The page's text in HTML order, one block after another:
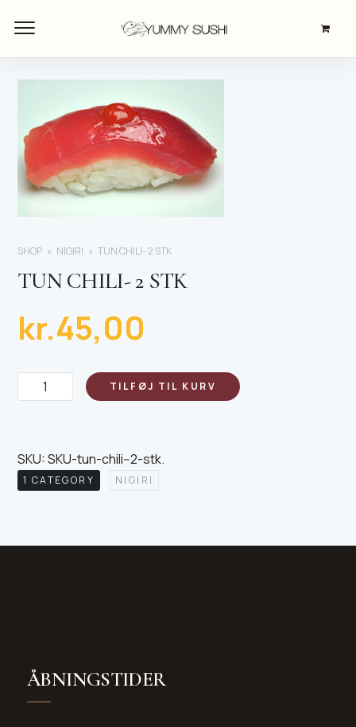
SHOP NIGIRI TUN CHILI- 2 STK
TUN CHILI- 2 STK
kr.45,00
Chili-
antal
TILFØJ TIL KURV
SKU:SKU-tun-chili--2-stk.
1 CATEGORY NIGIRI
ÅBNINGSTIDER